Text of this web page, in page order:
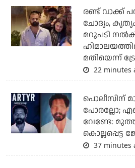
രണ്ട് വാക്ക്
ചോദ്യം,
മറുപടി
മതിയെന്ന്
22 minutes
പൊലീസിന്
പോരല്ലോ;
വേണ്ടേ:
37 minutes